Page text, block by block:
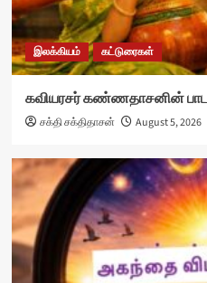
இலக்கியம் கட்டுரைகள்
கவியரசர் கண்ணதாசனின்
சக்தி சக்திதாசன் August 5, 2026